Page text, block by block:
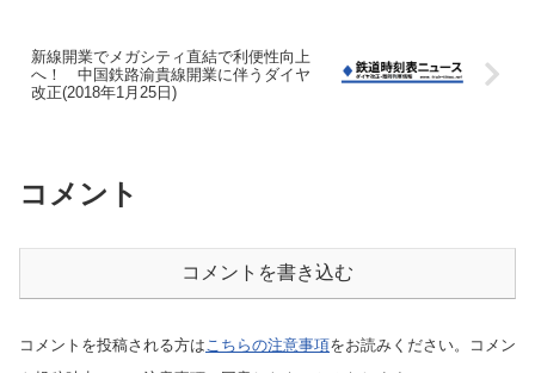
新線開業でメガシティ直結で利便性向上
へ！ 中国鉄路渝貴線開業に伴うダイヤ
改正(2018年1月25日)
コメント
コメントを書き込む
コメントを投稿される方はこちらの注意事項をお読みください。コメン